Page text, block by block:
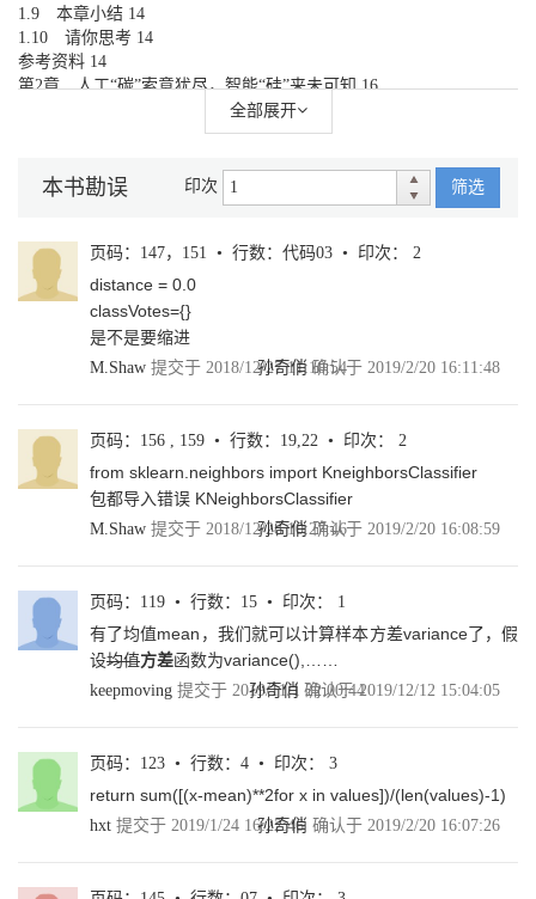
1.9 本章小结 14
1.10 请你思考 14
参考资料 14
第2章 人工“碳”索意犹尽，智能“硅”来未可知 16
2.2 人工智能的“江湖定位” 18
2.4 机器学习的形式化定义 21
2.5 为什么要用神经网络 24
2.7 什么是通用近似定理 27
2.8 本章小结 31
2.9 请你思考 31
第3章 “机器学习”三重门，“中庸之道”趋若人 33
3.1 监督学习 34
3.1.3 k-近邻算法 37
3.2 非监督学习 39
3.2.1 感性认识非监督学习 39
3.3 半监督学习 45
3.5 强化学习 49
3.6 本章小结 52
3.7 请你思考 53
参考资料 53
第4章 人生苦短对酒歌， 我用Python乐趣多 55
4.1.2 Python中常用的库 58
4.2 Python的版本之争 61
4.3 Python环境配置 65
4.3.1 Windows下的安装与配置 65
全部展开
本书勘误 印次 筛选
页码：147，151 • 行数：代码03 • 印次： 2
distance = 0.0
classVotes={}
是不是要缩进
M.Shaw 提交于 2018/12/27 11:10:54
孙奇俏确认于 2019/2/20 16:11:48
页码：156 , 159 • 行数：19,22 • 印次： 2
from sklearn.neighbors import KneighborsClassifier
包都导入错误 KNeighborsClassifier
M.Shaw 提交于 2018/12/28 10:27:46
孙奇俏确认于 2019/2/20 16:08:59
页码：119 • 行数：15 • 印次： 1
有了均值mean，我们就可以计算样本方差variance了，假
设均值方差函数为variance(),……
keepmoving 提交于 2019/11/1 22:00:44
孙奇俏 确认于 2019/12/12 15:04:05
页码：123 • 行数：4 • 印次： 3
return sum([(x-mean)**2for x in values])/(len(values)-1)
hxt 提交于 2019/1/24 16:22:46
孙奇俏 确认于 2019/2/20 16:07:26